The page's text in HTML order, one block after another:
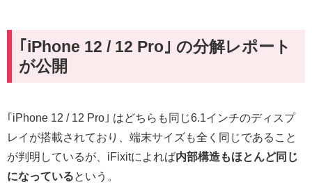
｢iPhone 12 / 12 Pro｣ の分解レポート
が公開
｢iPhone 12 / 12 Pro｣ はどちらも同じ6.1インチのディスプ
レイが搭載されており、端末サイズも全く同じであること
が判明しているが、iFixitによれば内部構造もほとんど同じ
になっているという。